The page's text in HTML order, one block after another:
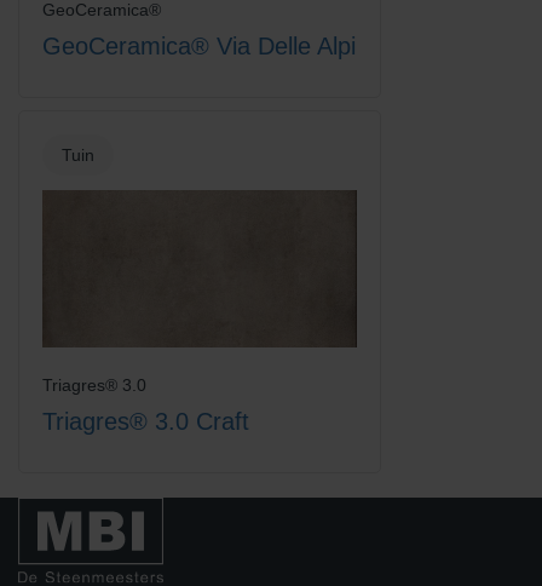
GeoCeramica®
GeoCeramica® Via Delle Alpi
Tuin
Triagres® 3.0
Triagres® 3.0 Craft